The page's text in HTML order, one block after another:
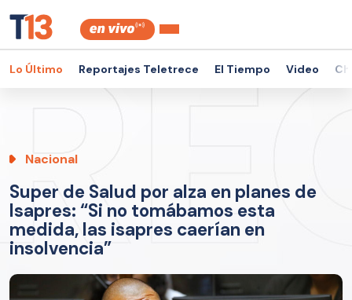
Lo Último Reportajes Teletrece El Tiempo Video
Nacional
Super de Salud por alza en planes de
Isapres: “Si no tomábamos esta
medida, las isapres caerían en
insolvencia”